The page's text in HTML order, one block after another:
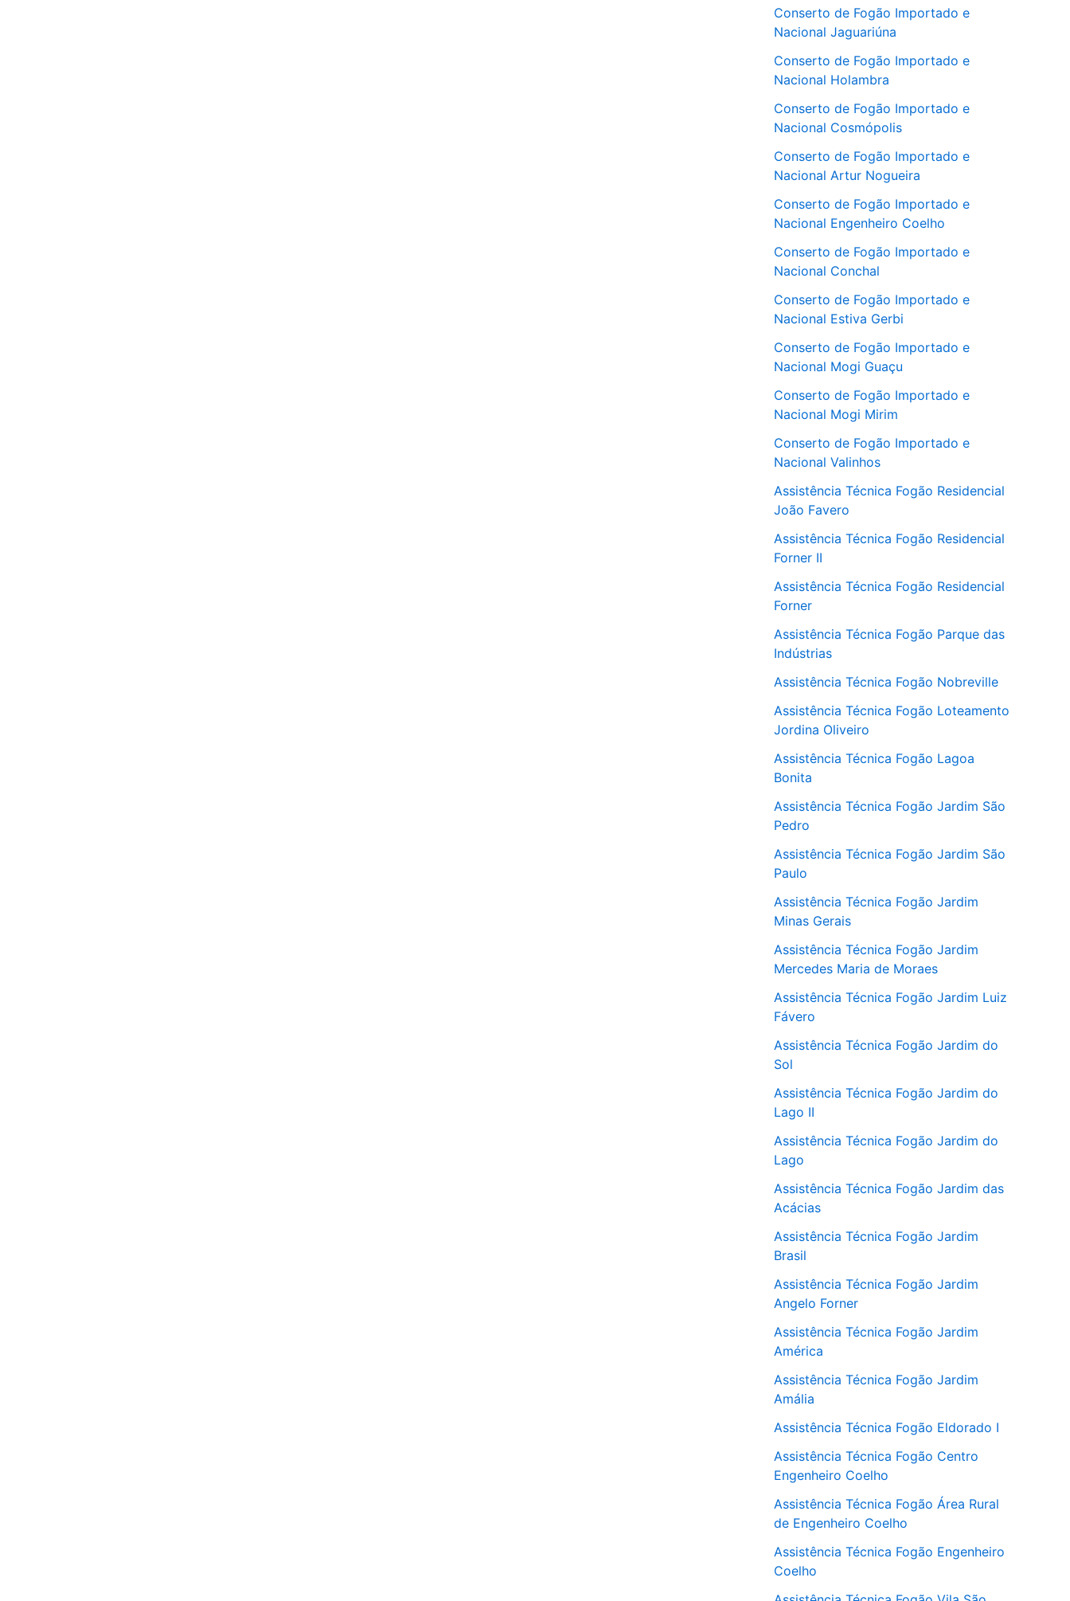
Conserto de Fogão Importado e
Nacional Jaguariúna
Conserto de Fogão Importado e
Nacional Holambra
Conserto de Fogão Importado e
Nacional Cosmópolis
Conserto de Fogão Importado e
Nacional Artur Nogueira
Conserto de Fogão Importado e
Nacional Engenheiro Coelho
Conserto de Fogão Importado e
Nacional Conchal
Conserto de Fogão Importado e
Nacional Estiva Gerbi
Conserto de Fogão Importado e
Nacional Mogi Guaçu
Conserto de Fogão Importado e
Nacional Mogi Mirim
Conserto de Fogão Importado e
Nacional Valinhos
Assistência Técnica Fogão Residencial
João Favero
Assistência Técnica Fogão Residencial
Forner II
Assistência Técnica Fogão Residencial
Forner
Assistência Técnica Fogão Parque das
Indústrias
Assistência Técnica Fogão Nobreville
Assistência Técnica Fogão Loteamento
Jordina Oliveiro
Assistência Técnica Fogão Lagoa
Bonita
Assistência Técnica Fogão Jardim São
Pedro
Assistência Técnica Fogão Jardim São
Paulo
Assistência Técnica Fogão Jardim
Minas Gerais
Assistência Técnica Fogão Jardim
Mercedes Maria de Moraes
Assistência Técnica Fogão Jardim Luiz
Fávero
Assistência Técnica Fogão Jardim do
Sol
Assistência Técnica Fogão Jardim do
Lago II
Assistência Técnica Fogão Jardim do
Lago
Assistência Técnica Fogão Jardim das
Acácias
Assistência Técnica Fogão Jardim
Brasil
Assistência Técnica Fogão Jardim
Angelo Forner
Assistência Técnica Fogão Jardim
América
Assistência Técnica Fogão Jardim
Amália
Assistência Técnica Fogão Eldorado I
Assistência Técnica Fogão Centro
Engenheiro Coelho
Assistência Técnica Fogão Área Rural
de Engenheiro Coelho
Assistência Técnica Fogão Engenheiro
Coelho